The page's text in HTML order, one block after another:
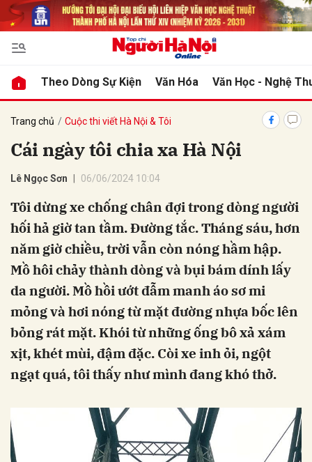
Theo Dòng Sự Kiện Văn Hóa Văn Học - Nghệ
Trang chủ Cuộc thi viết Hà Nội & Tôi
Cái ngày tôi chia xa Hà Nội
Lê Ngọc Sơn 06/06/2024 10:04
Tôi dừng xe chống chân đợi trong dòng người
hối hả giờ tan tầm. Đường tắc. Tháng sáu, hơn
năm giờ chiều, trời vẫn còn nóng hầm hập.
Mồ hôi chảy thành dòng và bụi bám dính lấy
da người. Mồ hồi ướt đẫm manh áo sơ mi
mỏng và hơi nóng từ mặt đường nhựa bốc lên
bỏng rát mặt. Khói từ những ống bô xả xám
xịt, khét mùi, đậm đặc. Còi xe inh ỏi, ngột
ngạt quá, tôi thấy như mình đang khó thở.
luận
Hủy